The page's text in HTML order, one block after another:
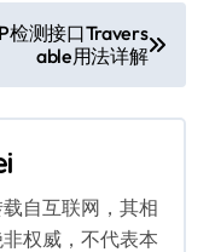
检测接口Travers
able用法详解
载自互联网，其相
权威，不代表本